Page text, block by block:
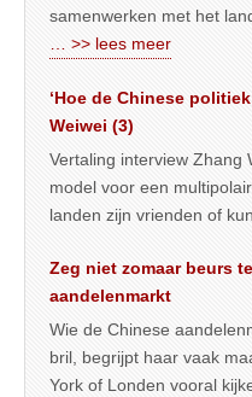
samenwerken met het
… >> lees meer
‘Hoe de Chinese
Weiwei (3)
Vertaling interview Zhang
model voor een
landen zijn vrienden of
Zeg niet zomaar beurs
aandelenmarkt
Wie de Chinese
bril, begrijpt haar vaak
York of Londen vooral